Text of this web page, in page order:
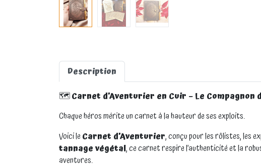
Description
🗺️Carnet d’Aventurier en Cuir – Le Compagnon
Chaque héros mérite un carnet à la hauteur de ses exploits.
Voici leCarnet d’Aventurier, conçu pour les rôlistes, les
tannage végétal, ce carnet respire l’authenticité et la
aventures.